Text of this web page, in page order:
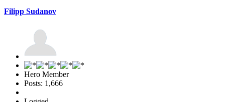
Filipp Sudanov
Hero Member
Posts: 1,666